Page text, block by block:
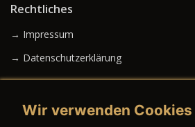
Rechtliches
→ Impressum
→ Datenschutzerklärung
Wir verwenden Cookies